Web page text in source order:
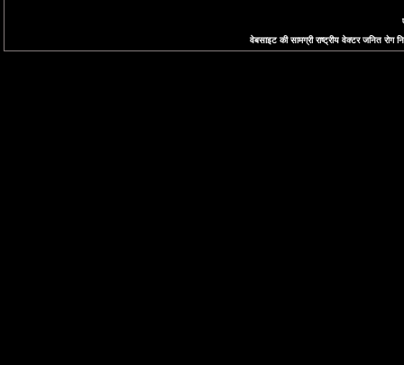
वेबसाइट की सामग्री राष्ट्रीय वेक्टर जनित रोग